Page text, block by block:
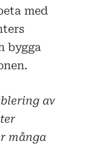
med
bygga
av
många